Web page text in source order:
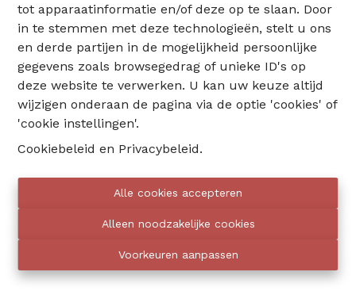
tot apparaatinformatie en/of deze op te slaan. Door
in te stemmen met deze technologieën, stelt u ons
en derde partijen in de mogelijkheid persoonlijke
gegevens zoals browsegedrag of unieke ID's op
deze website te verwerken. U kan uw keuze altijd
wijzigen onderaan de pagina via de optie 'cookies' of
'cookie instellingen'.
Cookiebeleid en Privacybeleid.
Alle cookies accepteren
Alleen noodzakelijke cookies
Voorkeuren aanpassen
02 735 18 38
Eventimmo chasseurs